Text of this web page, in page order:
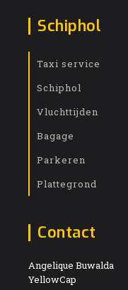
Schiphol
Taxi service
Schiphol
Vluchttijden
Bagage
Parkeren
Plattegrond
Contact
Angelique Buwalda
YellowCap